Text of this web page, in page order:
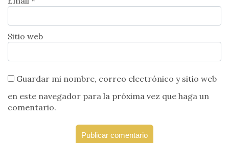
Sitio web
Guardar mi nombre, correo electrónico y sitio web
en este navegador para la próxima vez que haga un
comentario.